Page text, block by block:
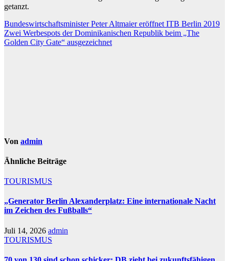
getanzt.
Beitragsnavigation
Bundeswirtschaftsminister Peter Altmaier eröffnet ITB Berlin 2019
Zwei Werbespots der Dominikanischen Republik beim „The
Golden City Gate“ ausgezeichnet
Von admin
Ähnliche Beiträge
TOURISMUS
„Generator Berlin Alexanderplatz: Eine internationale Nacht
im Zeichen des Fußballs“
Juli 14, 2026 admin
TOURISMUS